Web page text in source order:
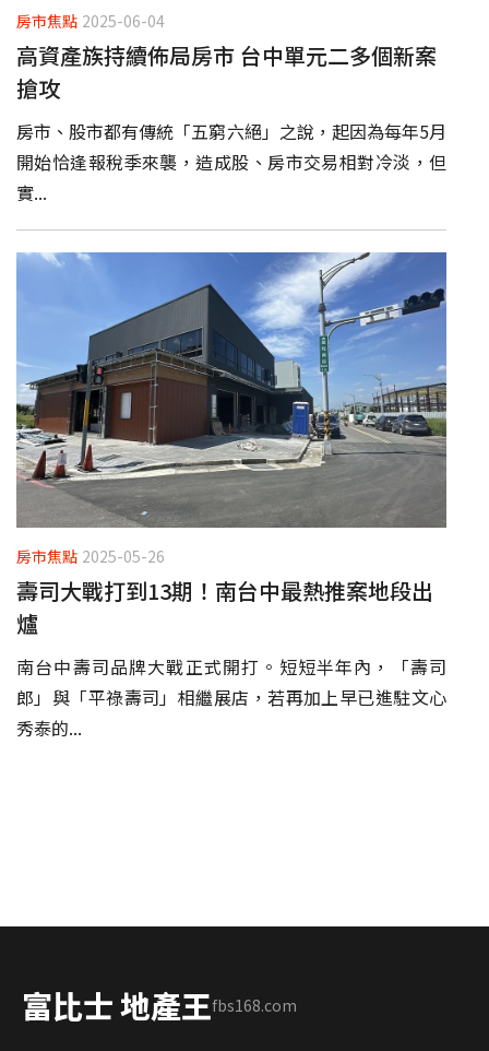
房市焦點 2025-06-04
高資產族持續佈局房市 台中單元二多個新案
搶攻
房市、股市都有傳統「五窮六絕」之說，起因為每年5月
開始恰逢報稅季來襲，造成股、房市交易相對冷淡，但
實...
房市焦點 2025-05-26
壽司大戰打到13期！南台中最熱推案地段出
爐
南台中壽司品牌大戰正式開打。短短半年內，「壽司
郎」與「平祿壽司」相繼展店，若再加上早已進駐文心
秀泰的...
富比士 地產王fbs168.com